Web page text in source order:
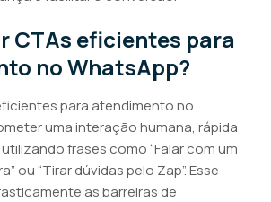
CTAs eficientes para
no WhatsApp?
para atendimento no
uma interação humana, rápida
frases como “Falar com um
ou “Tirar dúvidas pelo Zap”. Esse
as barreiras de